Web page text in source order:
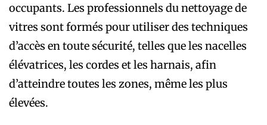
occupants. Les professionnels du nettoyage de
vitres sont formés pour utiliser des techniques
d’accès en toute sécurité, telles que les nacelles
élévatrices, les cordes et les harnais, afin
d’atteindre toutes les zones, même les plus
élevées.